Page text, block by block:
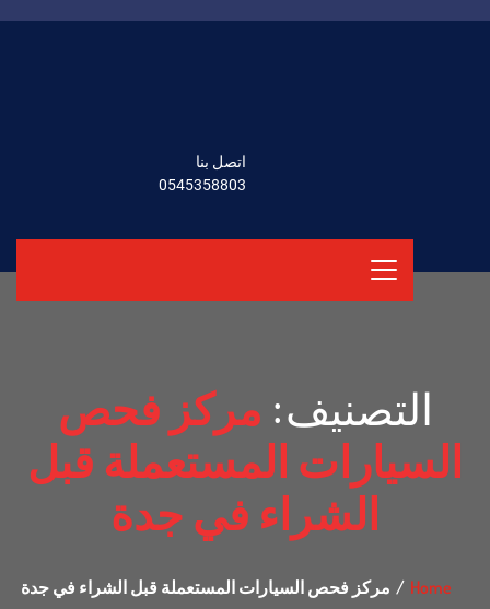
اتصل بنا
0545358803
التصنيف: مركز فحص
السيارات المستعملة قبل
الشراء في جدة
Home مركز فحص السيارات المستعملة قبل الشراء في جدة